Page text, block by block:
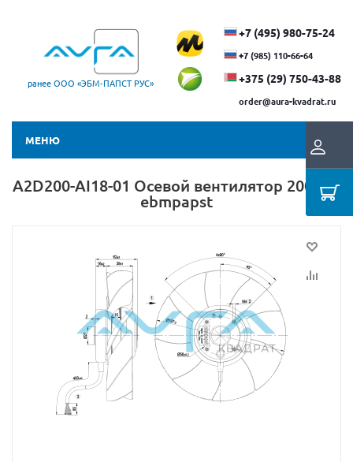
ранее ООО «ЭБМ‑ПАПСТ РУС»
+7 (495) 980-75-24
+7 (985) 110-66-64
+375 (29) ​750-43-88
order@aura-kvadrat.ru
МЕНЮ
A2D200-AI18-01 Осевой вентилятор 200 мм
ebmpapst